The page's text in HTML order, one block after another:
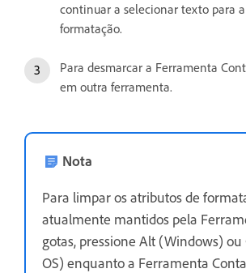
continuar a selecionar texto para
formatação.
Para desmarcar a Ferramenta
em outra ferramenta.
Nota
Para limpar os atributos de
atualmente mantidos pela
gotas, pressione Alt (Windows)
OS) enquanto a Ferramenta